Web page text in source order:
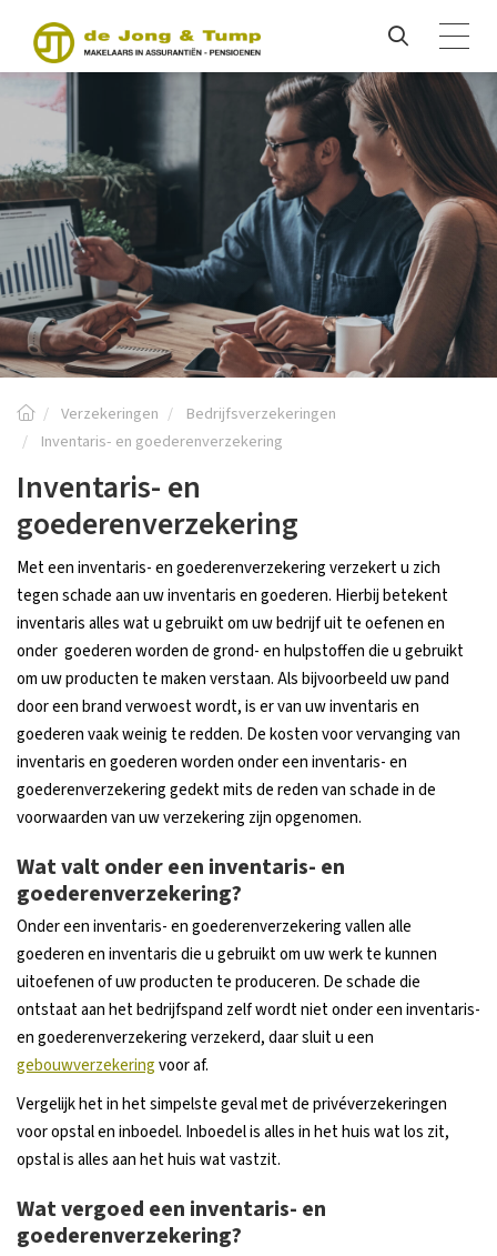
Verzekeringen
Bedrijfsverzekeringen
Inventaris- en goederenverzekering
Inventaris- en
goederenverzekering
Met een inventaris- en goederenverzekering verzekert u zich
tegen schade aan uw inventaris en goederen. Hierbij betekent
inventaris alles wat u gebruikt om uw bedrijf uit te oefenen en
onder goederen worden de grond- en hulpstoffen die u gebruikt
om uw producten te maken verstaan. Als bijvoorbeeld uw pand
door een brand verwoest wordt, is er van uw inventaris en
goederen vaak weinig te redden. De kosten voor vervanging van
inventaris en goederen worden onder een inventaris- en
goederenverzekering gedekt mits de reden van schade in de
voorwaarden van uw verzekering zijn opgenomen.
Wat valt onder een inventaris- en
goederenverzekering?
Onder een inventaris- en goederenverzekering vallen alle
goederen en inventaris die u gebruikt om uw werk te kunnen
uitoefenen of uw producten te produceren. De schade die
ontstaat aan het bedrijfspand zelf wordt niet onder een inventaris-
en goederenverzekering verzekerd, daar sluit u een
gebouwverzekeringvoor af.
Vergelijk het in het simpelste geval met de privéverzekeringen
voor opstal en inboedel. Inboedel is alles in het huis wat los zit,
opstal is alles aan het huis wat vastzit.
Wat vergoed een inventaris- en
goederenverzekering?